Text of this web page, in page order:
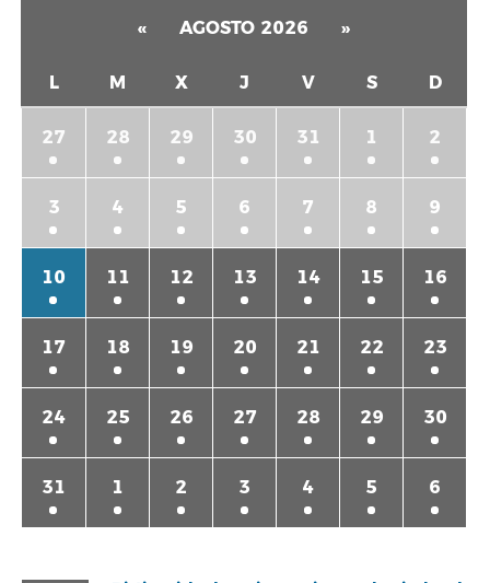
« AGOSTO 2026 »
L M X J V S D
27 28 29 30 31 1 2
3 4 5 6 7 8 9
10 11 12 13 14 15 16
17 18 19 20 21 22 23
24 25 26 27 28 29 30
31 1 2 3 4 5 6